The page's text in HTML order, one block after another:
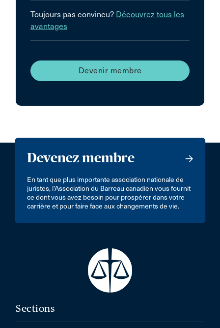
Toujours pas convincu? Découvrez tous les
avantages
Devenir membre
Devenez membre
En tant que plus importante association nationale de
juristes, l’Association du Barreau canadien vous fournit
ce dont vous avez besoin pour prospérer dans votre
carrière et pour faire face aux changements de vie.
Sections